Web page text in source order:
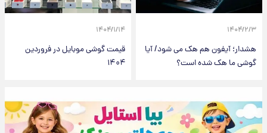
۱۴۰۴/۲/۳
هشدار؛ آیفون هم هک می شود/ آیا
گوشی ما هک شده است؟
۱۴۰۴/۱/۱۴
قیمت گوشی موبایل در فروردین
۱۴۰۴